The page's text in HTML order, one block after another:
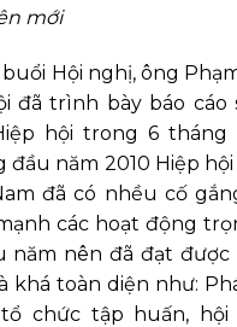
viên mới
Hội nghị, ông
đã trình bày báo cáo
hội trong 6 tháng
đầu năm 2010 Hiệp hội
đã có nhều cố
các hoạt động
năm nên đã đạt
khá toàn diện như:
chức tập huấn, hội